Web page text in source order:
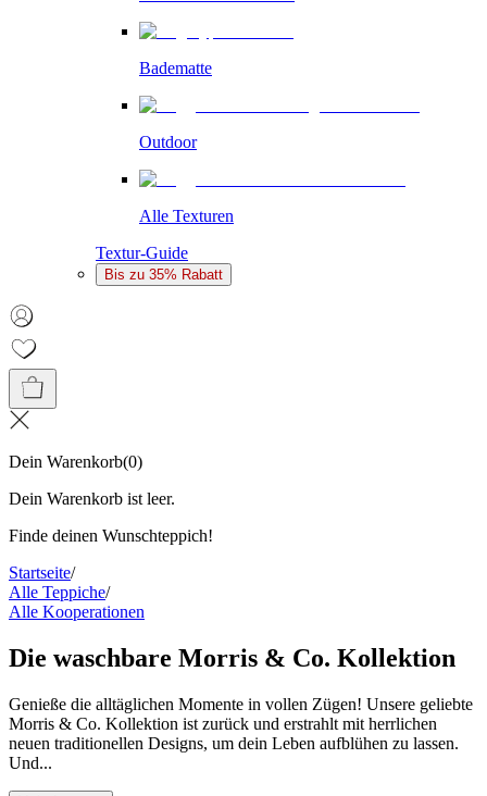
Badematte
Outdoor
Alle Texturen
Textur-Guide
Bis zu 35% Rabatt
Dein Warenkorb(0)
Dein Warenkorb ist leer.
Finde deinen Wunschteppich!
Startseite/
Alle Teppiche/
Alle Kooperationen
Die waschbare Morris & Co. Kollektion
Genieße die alltäglichen Momente in vollen Zügen! Unsere geliebte
Morris & Co. Kollektion ist zurück und erstrahlt mit herrlichen
neuen traditionellen Designs, um dein Leben aufblühen zu lassen.
Und...